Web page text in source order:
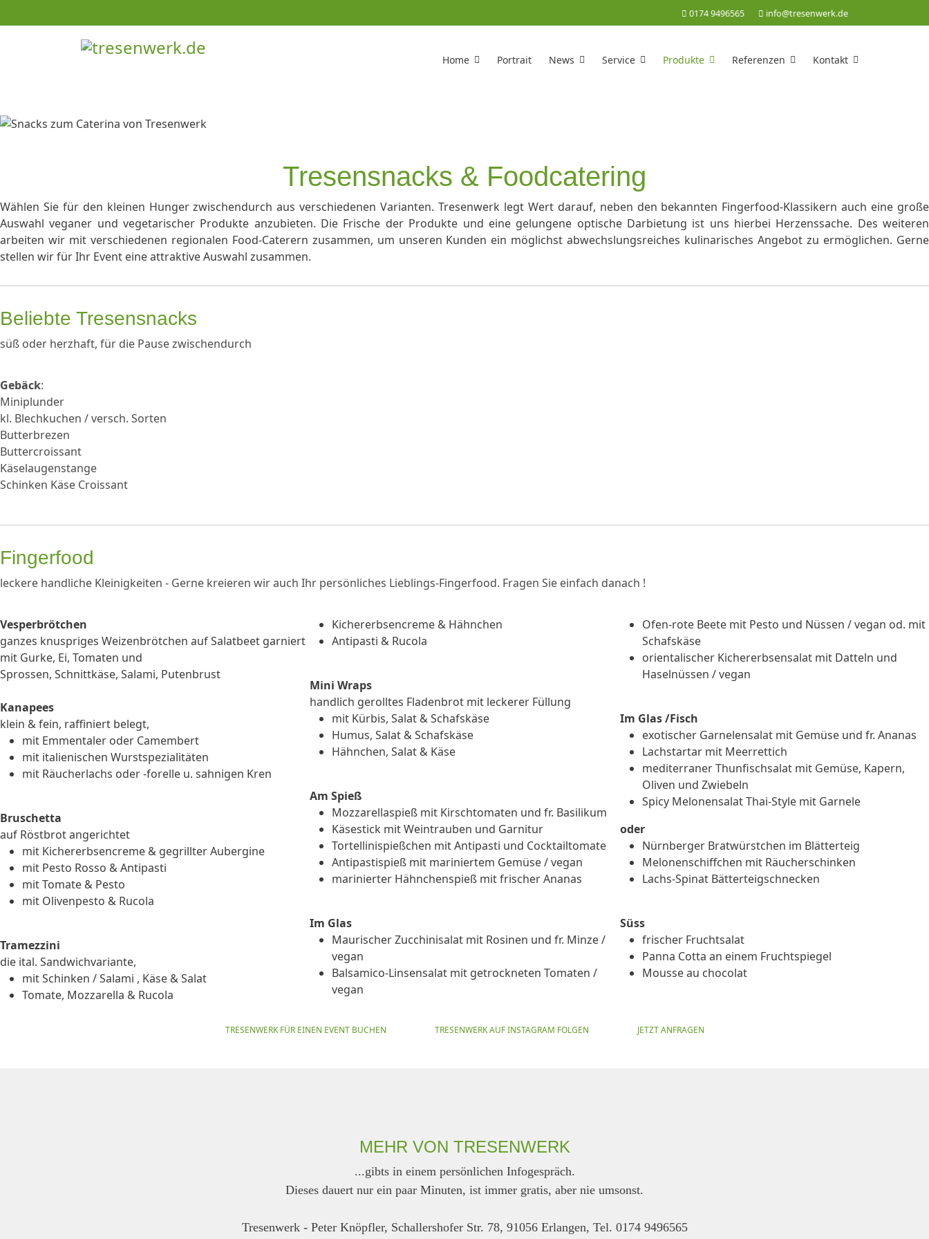
0174 9496565 info@tresenwerk.de
Home Portrait News Service Produkte Referenzen Kontakt
Tresensnacks & Foodcatering
Wählen Sie für den kleinen Hunger zwischendurch aus verschiedenen Varianten. Tresenwerk legt Wert darauf, neben den bekannten Fingerfood-Klassikern auch eine große
Auswahl veganer und vegetarischer Produkte anzubieten. Die Frische der Produkte und eine gelungene optische Darbietung ist uns hierbei Herzenssache. Des weiteren
arbeiten wir mit verschiedenen regionalen Food-Caterern zusammen, um unseren Kunden ein möglichst abwechslungsreiches kulinarisches Angebot zu ermöglichen. Gerne
stellen wir für Ihr Event eine attraktive Auswahl zusammen.
Beliebte Tresensnacks
süß oder herzhaft, für die Pause zwischendurch
Gebäck:
Miniplunder
kl. Blechkuchen / versch. Sorten
Butterbrezen
Buttercroissant
Käselaugenstange
Schinken Käse Croissant
Fingerfood
leckere handliche Kleinigkeiten - Gerne kreieren wir auch Ihr persönliches Lieblings-Fingerfood. Fragen Sie einfach danach !
Vesperbrötchen
ganzes knuspriges Weizenbrötchen auf Salatbeet garniert
mit Gurke, Ei, Tomaten und
Sprossen, Schnittkäse, Salami, Putenbrust
Kanapees
klein & fein, raffiniert belegt,
mit Emmentaler oder Camembert
mit italienischen Wurstspezialitäten
mit Räucherlachs oder -forelle u. sahnigen Kren
Bruschetta
auf Röstbrot angerichtet
mit Kichererbsencreme & gegrillter Aubergine
mit Pesto Rosso & Antipasti
mit Tomate & Pesto
mit Olivenpesto & Rucola
Tramezzini
die ital. Sandwichvariante,
mit Schinken / Salami , Käse & Salat
Tomate, Mozzarella & Rucola
Kichererbsencreme & Hähnchen
Antipasti & Rucola
Mini Wraps
handlich gerolltes Fladenbrot mit leckerer Füllung
mit Kürbis, Salat & Schafskäse
Humus, Salat & Schafskäse
Hähnchen, Salat & Käse
Am Spieß
Mozzarellaspieß mit Kirschtomaten und fr. Basilikum
Käsestick mit Weintrauben und Garnitur
Tortellinispießchen mit Antipasti und Cocktailtomate
Antipastispieß mit mariniertem Gemüse / vegan
marinierter Hähnchenspieß mit frischer Ananas
Im Glas
Maurischer Zucchinisalat mit Rosinen und fr. Minze /
vegan
Balsamico-Linsensalat mit getrockneten Tomaten /
vegan
Ofen-rote Beete mit Pesto und Nüssen / vegan od. mit
Schafskäse
orientalischer Kichererbsensalat mit Datteln und
Haselnüssen / vegan
Im Glas /Fisch
exotischer Garnelensalat mit Gemüse und fr. Ananas
Lachstartar mit Meerrettich
mediterraner Thunfischsalat mit Gemüse, Kapern,
Oliven und Zwiebeln
Spicy Melonensalat Thai-Style mit Garnele
oder
Nürnberger Bratwürstchen im Blätterteig
Melonenschiffchen mit Räucherschinken
Lachs-Spinat Bätterteigschnecken
Süss
frischer Fruchtsalat
Panna Cotta an einem Fruchtspiegel
Mousse au chocolat
TRESENWERK FÜR EINEN EVENT BUCHEN TRESENWERK AUF INSTAGRAM FOLGEN JETZT ANFRAGEN
MEHR VON TRESENWERK
...gibts in einem persönlichen Infogespräch.
Dieses dauert nur ein paar Minuten, ist immer gratis, aber nie umsonst.
Tresenwerk - Peter Knöpfler, Schallershofer Str. 78, 91056 Erlangen, Tel. 0174 9496565